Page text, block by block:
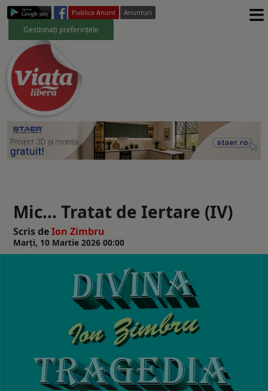
Publica Anunt Anunturi
Gestionați preferințele ≡
Mic... Tratat de Iertare (IV)
Scris deIon Zimbru
Marți, 10 Martie 2026 00:00